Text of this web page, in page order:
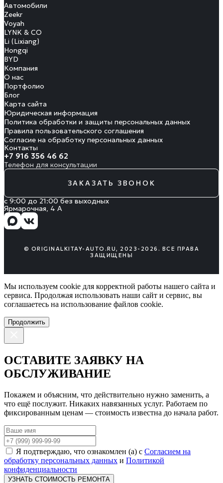
Автомобили
Zeekr
Voyah
LYNK & CO
Li (Lixiang)
Hongqi
BYD
Компания
О нас
Портфолио
Блог
Карта сайта
Юридическая информация
Политика обработки и защиты персональных данных
Правила пользовательского соглашения
Согласие на обработку персональных данных
Контакты
+7 916 356 46 62
Телефон для консультации
ЗАКАЗАТЬ ЗВОНОК
с 9:00 до 21:00 без выходных
Ярмарочная, 4 А
© ORIGINALKITAY-AUTO.RU, 2023-2026. ВСЕ ПРАВА
ЗАЩИЩЕНЫ
Мы используем cookie для корректной работы нашего сайта и
сервиса. Продолжая использовать наши сайт и сервис, вы
соглашаетесь на использование файлов сookie.
Продолжить
ОСТАВИТЕ ЗАЯВКУ НА
ОБСЛУЖИВАНИЕ
Покажем и объясним, что действительно нужно заменить, а
что ещё послужит. Никаких навязанных услуг. Работаем по
фиксированным ценам — стоимость известна до начала работ.
Я подтверждаю, что ознакомлен (а) с Согласием на
обработку персональных данных и Политикой
конфиденциальности
УЗНАТЬ СТОИМОСТЬ РЕМОНТА